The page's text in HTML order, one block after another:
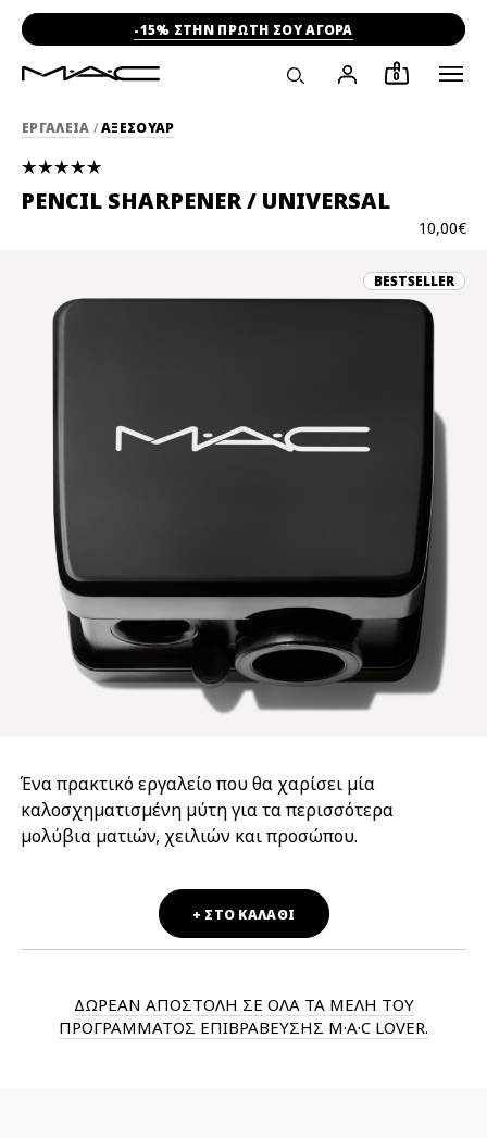
-15% ΣΤΗΝ ΠΡΩΤΗ ΣΟΥ ΑΓΟΡΑ
0
ΕΡΓΑΛΕΙΑ /ΑΞΕΣΟΥΑΡ
PENCIL SHARPENER / UNIVERSAL
10,00€
BESTSELLER
Ένα πρακτικό εργαλείο που θα χαρίσει μία
καλοσχηματισμένη μύτη για τα περισσότερα
μολύβια ματιών, χειλιών και προσώπου.
+ ΣΤΟ ΚΑΛΑΘΙ
ΔΩΡΕΑΝ ΑΠΟΣΤΟΛΗ ΣΕ ΟΛΑ ΤΑ ΜΕΛΗ ΤΟΥ
ΠΡΟΓΡΑΜΜΑΤΟΣ ΕΠΙΒΡΑΒΕΥΣΗΣ M·A·C LOVER.